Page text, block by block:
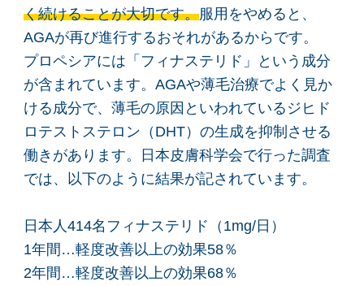
く続けることが大切です。服用をやめると、
AGAが再び進行するおそれがあるからです。
プロペシアには「フィナステリド」という成分
が含まれています。AGAや薄毛治療でよく見か
ける成分で、薄毛の原因といわれているジヒド
ロテストステロン（DHT）の生成を抑制させる
働きがあります。日本皮膚科学会で行った調査
では、以下のように結果が記されています。
日本人414名フィナステリド（1mg/日）
1年間…軽度改善以上の効果58％
2年間…軽度改善以上の効果68％